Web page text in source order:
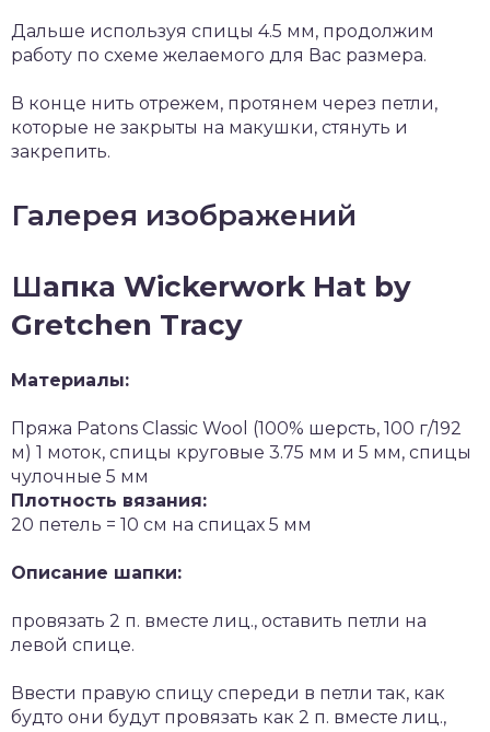
Дальше используя спицы 4.5 мм, продолжим
работу по схеме желаемого для Вас размера.
В конце нить отрежем, протянем через петли,
которые не закрыты на макушки, стянуть и
закрепить.
Галерея изображений
Шапка Wickerwork Hat by
Gretchen Tracy
Материалы:
Пряжа Patons Classic Wool (100% шерсть, 100 г/192
м) 1 моток, спицы круговые 3.75 мм и 5 мм, спицы
чулочные 5 мм
Плотность вязания:
20 петель = 10 см на спицах 5 мм
Описание шапки:
провязать 2 п. вместе лиц., оставить петли на
левой спице.
Ввести правую спицу спереди в петли так, как
будто они будут провязать как 2 п. вместе лиц.,